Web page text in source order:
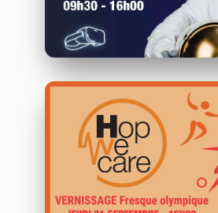
CHU de Lille
21/09/2023